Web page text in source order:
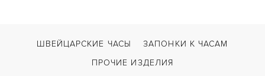
Застежка с помощью шипа
ШВЕЙЦАРСКИЕ ЧАСЫ
ЗАПОНКИ К ЧАСАМ
ПРОЧИЕ ИЗДЕЛИЯ